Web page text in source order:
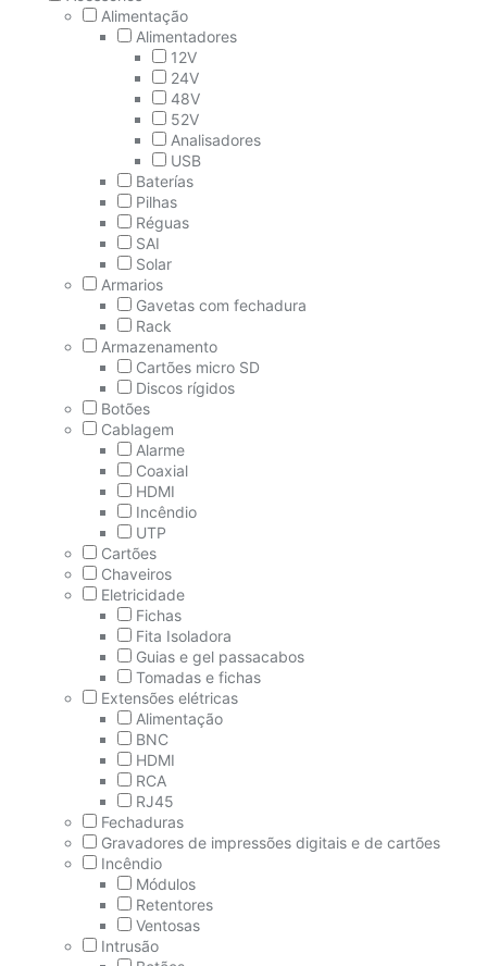
Alimentação
Alimentadores
12V
24V
48V
52V
Analisadores
USB
Baterías
Pilhas
Réguas
SAI
Solar
Armarios
Gavetas com fechadura
Rack
Armazenamento
Cartões micro SD
Discos rígidos
Botões
Cablagem
Alarme
Coaxial
HDMI
Incêndio
UTP
Cartões
Chaveiros
Eletricidade
Fichas
Fita Isoladora
Guias e gel passacabos
Tomadas e fichas
Extensões elétricas
Alimentação
BNC
HDMI
RCA
RJ45
Fechaduras
Gravadores de impressões digitais e de cartões
Incêndio
Módulos
Retentores
Ventosas
Intrusão